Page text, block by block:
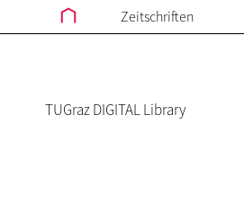
Zeitschriften
TUGraz DIGITAL Library